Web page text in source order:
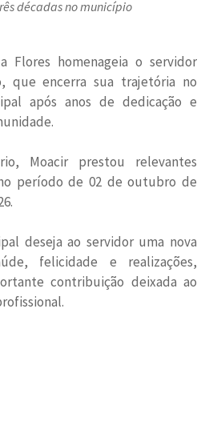
décadas no município
Flores homenageia o servidor
que encerra sua trajetória no
após anos de dedicação e
Moacir prestou relevantes
período de 02 de outubro de
deseja ao servidor uma nova
felicidade e realizações,
contribuição deixada ao